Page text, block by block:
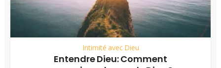
Intimité avec Dieu
Entendre Dieu: Comment